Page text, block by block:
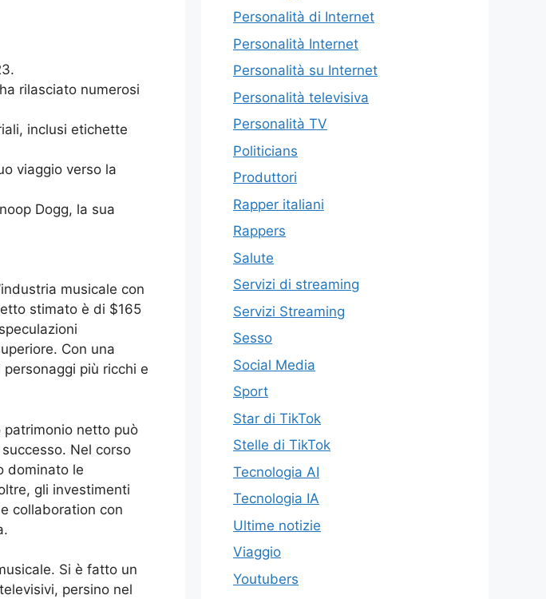
rilasciato numerosi
inclusi etichette
viaggio verso la
Dogg, la sua
musicale con
stimato è di $165
Con una
più ricchi e
patrimonio netto può
Nel corso
dominato le
gli investimenti
collaboration con
Si è fatto un
persino nel
Personalità di Internet
Personalità Internet
Personalità su Internet
Personalità televisiva
Personalità TV
Politicians
Produttori
Rapper italiani
Rappers
Salute
Servizi di streaming
Servizi Streaming
Sesso
Social Media
Sport
Star di TikTok
Stelle di TikTok
Tecnologia AI
Tecnologia IA
Ultime notizie
Viaggio
Youtubers